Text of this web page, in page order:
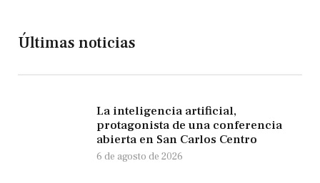
Últimas noticias
La inteligencia artificial,
protagonista de una conferencia
abierta en San Carlos Centro
6 de agosto de 2026